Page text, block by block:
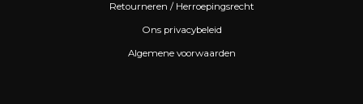
Retourneren / Herroepingsrecht
Ons privacybeleid
Algemene voorwaarden